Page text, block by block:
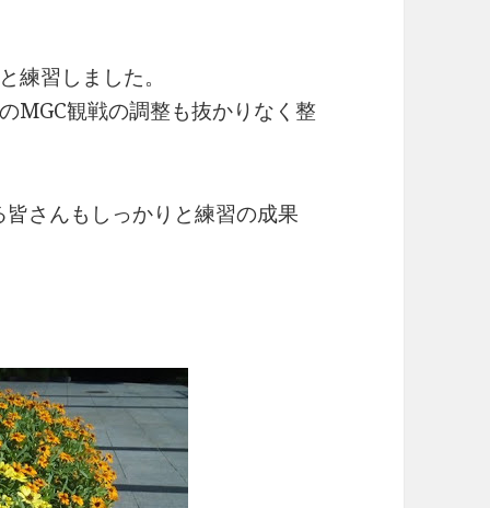
練習しました。
MGC観戦の調整も抜かりなく整
さんもしっかりと練習の成果